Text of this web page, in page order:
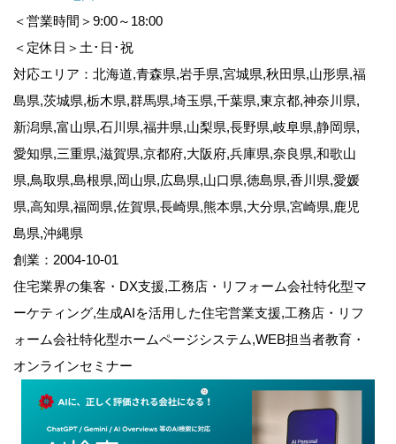
＜営業時間＞9:00～18:00
＜定休日＞土･日･祝
対応エリア：北海道,青森県,岩手県,宮城県,秋田県,山形県,福
島県,茨城県,栃木県,群馬県,埼玉県,千葉県,東京都,神奈川県,
新潟県,富山県,石川県,福井県,山梨県,長野県,岐阜県,静岡県,
愛知県,三重県,滋賀県,京都府,大阪府,兵庫県,奈良県,和歌山
県,鳥取県,島根県,岡山県,広島県,山口県,徳島県,香川県,愛媛
県,高知県,福岡県,佐賀県,長崎県,熊本県,大分県,宮崎県,鹿児
島県,沖縄県
創業：2004-10-01
住宅業界の集客・DX支援,工務店・リフォーム会社特化型マ
ーケティング,生成AIを活用した住宅営業支援,工務店・リフ
ォーム会社特化型ホームページシステム,WEB担当者教育・
オンラインセミナー